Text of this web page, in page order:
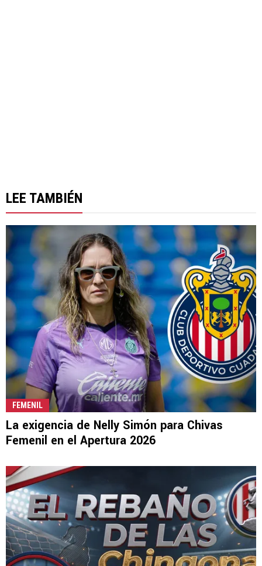
LEE TAMBIÉN
FEMENIL
La exigencia de Nelly Simón para Chivas
Femenil en el Apertura 2026